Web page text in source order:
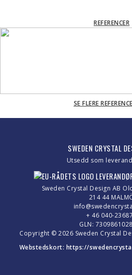
REFERENCER
SE FLERE
SWEDEN CRYSTAL
Utsedd som
Sweden Crystal Design AB
214 44
+ 46 040-
GLN:
Copyright © 2026 Sweden Crystal
Webstedskort: https://